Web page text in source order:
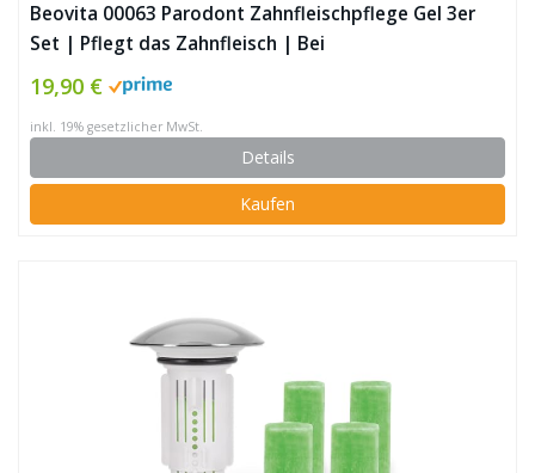
Beovita 00063 Parodont Zahnfleischpflege Gel 3er
Set | Pflegt das Zahnfleisch | Bei
Zahnfleischproblemen (Parodontose und
Zahnfleischentzündungen) | Dermatologisch
getestet | Vegetarisch/Vegan
19,90 €
inkl. 19% gesetzlicher MwSt.
Details
Kaufen